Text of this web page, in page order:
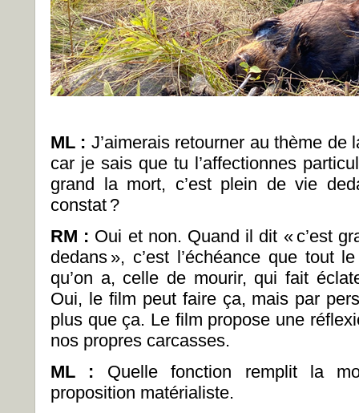
ML : J’aimerais retourner au thème
car je sais que tu l’affectionnes
grand la mort, c’est plein de vie
constat ?
RM : Oui et non. Quand il dit « c’est
dedans », c’est l’échéance que tout
qu’on a, celle de mourir, qui fait
Oui, le film peut faire ça, mais par
plus que ça. Le film propose une
nos propres carcasses.
ML : Quelle fonction remplit la
proposition matérialiste.